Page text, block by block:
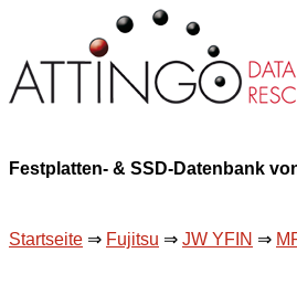
Festplatten- & SSD-Datenbank
Startseite ⇒ Fujitsu ⇒ JW YFIN ⇒